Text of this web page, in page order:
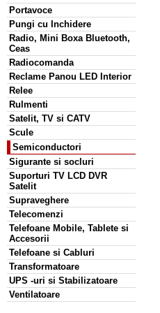
Portavoce
Pungi cu Inchidere
Radio, Mini Boxa Bluetooth,
Ceas
Radiocomanda
Reclame Panou LED Interior
Relee
Rulmenti
Satelit, TV si CATV
Scule
Semiconductori
Sigurante si socluri
Suporturi TV LCD DVR
Satelit
Supraveghere
Telecomenzi
Telefoane Mobile, Tablete si
Accesorii
Telefoane si Cabluri
Transformatoare
UPS -uri si Stabilizatoare
Ventilatoare